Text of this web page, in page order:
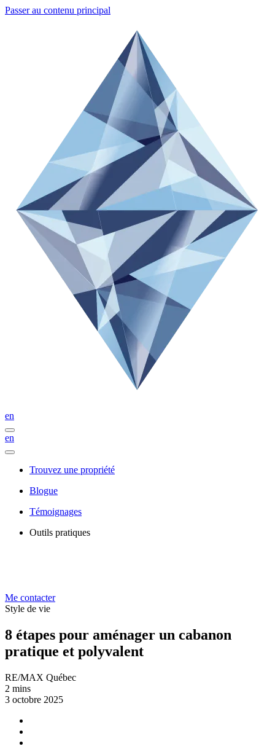
Passer au contenu principal
en
en
Trouvez une propriété
Blogue
Témoignages
Outils pratiques
Me contacter
Style de vie
8 étapes pour aménager un cabanon
pratique et polyvalent
RE/MAX Québec
2 mins
3 octobre 2025